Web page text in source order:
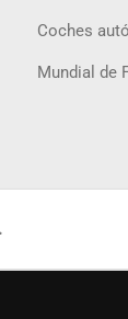
Coches
Mundial de